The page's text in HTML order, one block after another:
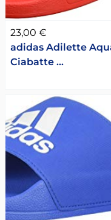
23,00 €
adidas Adilette
Ciabatte …